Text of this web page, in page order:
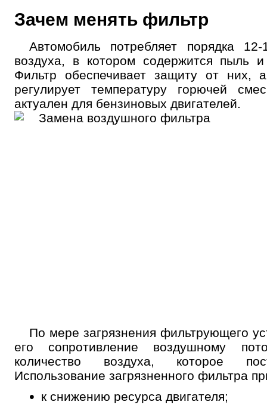
Зачем менять фильтр
Автомобиль потребляет порядка
воздуха, в котором содержится пыль и
Фильтр обеспечивает защиту от них,
регулирует температуру горючей
актуален для бензиновых двигателей.
По мере загрязнения фильтрующего
его сопротивление воздушному
количество воздуха, которое
Использование загрязненного фильтра
к снижению ресурса двигателя;